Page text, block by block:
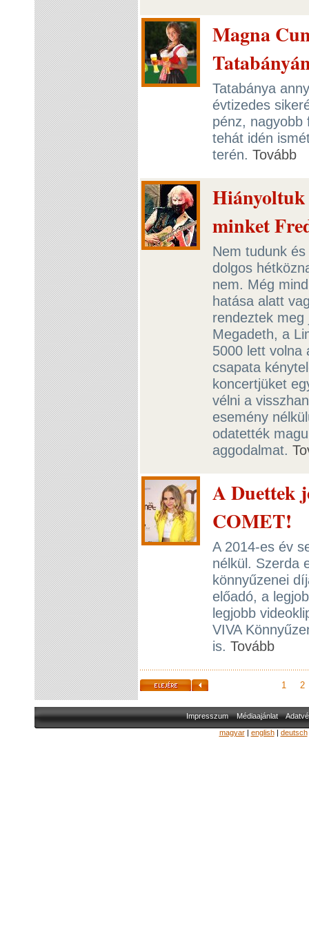
Magna
Tatabánya
évtizedes
pénz, nagyobb
tehát idén
terén. Tovább
Hiányoltuk
minket
Nem tudunk
dolgos
nem. Még
hatása alatt
rendeztek meg
Megadeth, a
5000 lett volna
csapata
koncertjüket
vélni a
esemény
odatették
aggodalmat.
A Duettek
COMET!
A 2014-es év
nélkül. Szerda
könnyűzenei
előadó, a
legjobb
VIVA
is. Tovább
1 2
Impresszum Médiaajánlat
magyar| english| deutsch